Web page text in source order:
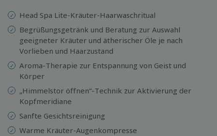
Head Spa Lite-Kräuter-Haarwaschritual
Begrüßungsgetränk und Beratung zur Auswahl
geeigneter Kräuter und ätherischer Öle je nach
Vorlieben und Haarzustand
Aroma-Therapie zur Entspannung von Geist und
Körper
„Himmelstor öffnen“-Technik zur Aktivierung der
Kopfmeridiane
Sanfte Gesichtsreinigung
Warme Kräuter-Augenkompresse